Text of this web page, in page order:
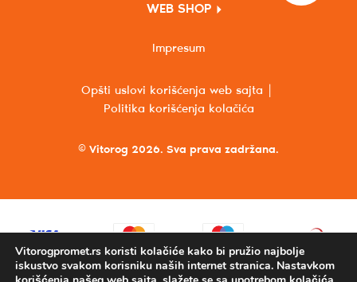
WEB SHOP
© Vitorog 2026. Sva prava zadržana.
Opšti uslovi korišćenja web sajta
Politika korišćenja kolačića
Impresum
Vitorogpromet.rs koristi kolačiće kako bi pružio najbolje
iskustvo svakom korisniku naših internet stranica. Nastavkom